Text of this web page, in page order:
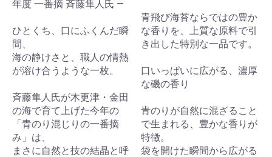
年度 一番摘 斉藤隼人氏 —
ひとくち、口にふくんだ瞬
間、
海の静けさと、職人の情熱
が溶け合うような一枚。
斉藤隼人氏が木更津・金田
の海で育て上げた今年の
「青のり混じりの一番摘
み」は、
まさに自然と技の結晶と呼
青飛び海苔ならではの豊か
な香りを、上質な原料で引
き出した特別な一品です。
口いっぱいに広がる、濃厚
な磯の香り
青のりが自然に混ざること
で生まれる、豊かな香りが
特徴。
袋を開けた瞬間から広がる